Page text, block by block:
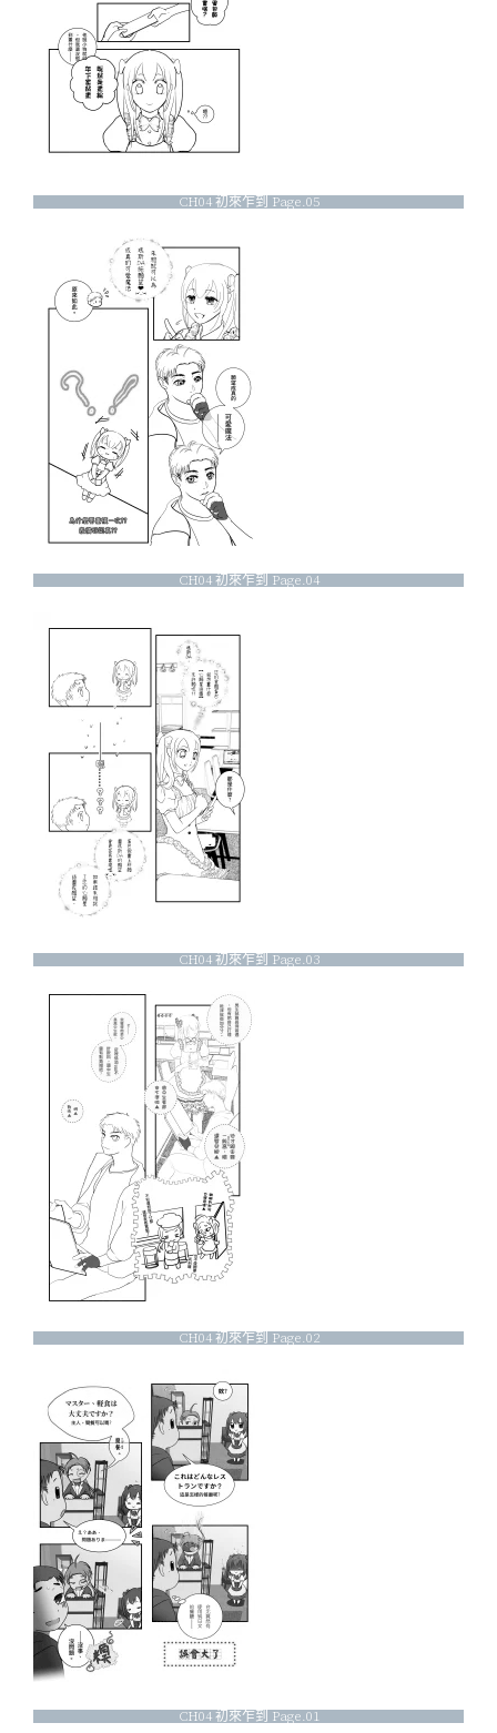
CH04 初來乍到 Page.05
CH04 初來乍到 Page.04
CH04 初來乍到 Page.03
CH04 初來乍到 Page.02
CH04 初來乍到 Page.01